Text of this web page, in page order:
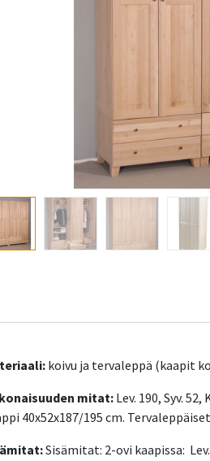
koivu ja tervaleppä (kaapit
mitat: Lev. 190, Syv.
40x52x187/195 cm.
Sisämitat: 2-ovi kaapissa: Lev.